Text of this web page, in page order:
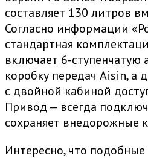
составляет 130 литров
Согласно информации
стандартная
включает 6-ступенчатую
коробку передач Aisin, а
с двойной кабиной
Привод — всегда
сохраняет внедорожные
Интересно, что